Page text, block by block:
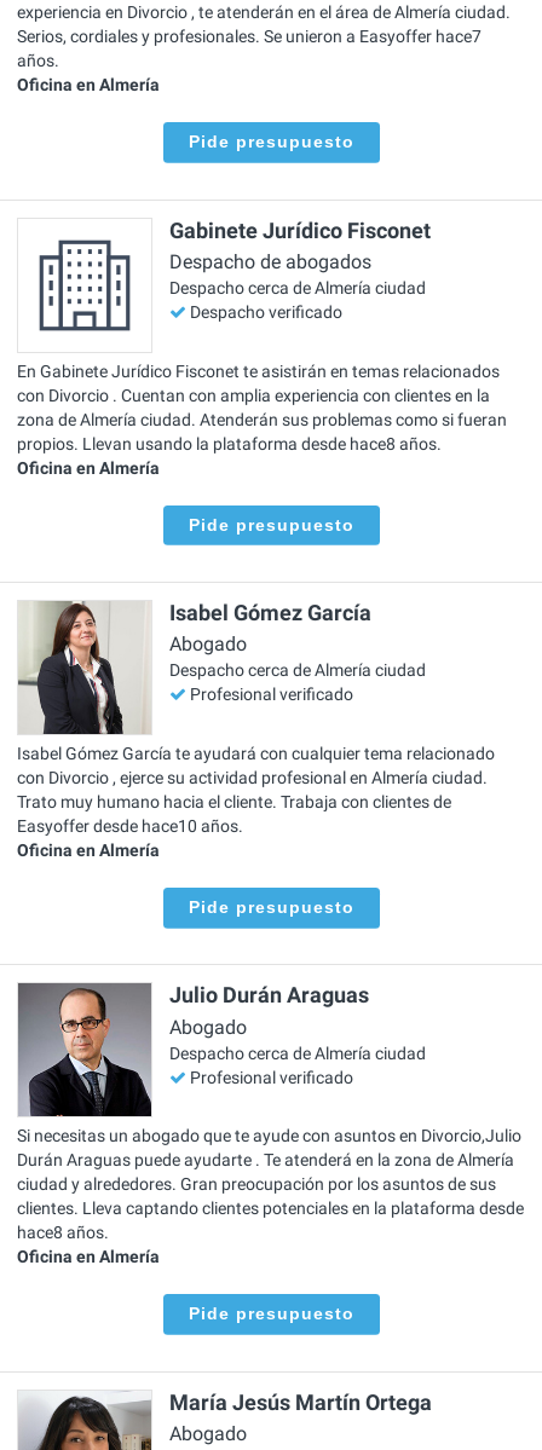
experiencia en Divorcio , te atenderán en el área de Almería ciudad.
Serios, cordiales y profesionales. Se unieron a Easyoffer hace7
años.
Oficina en Almería
Pide presupuesto
Gabinete Jurídico Fisconet
Despacho de abogados
Despacho cerca de Almería ciudad
Despacho verificado
En Gabinete Jurídico Fisconet te asistirán en temas relacionados
con Divorcio . Cuentan con amplia experiencia con clientes en la
zona de Almería ciudad. Atenderán sus problemas como si fueran
propios. Llevan usando la plataforma desde hace8 años.
Oficina en Almería
Pide presupuesto
Isabel Gómez García
Abogado
Despacho cerca de Almería ciudad
Profesional verificado
Isabel Gómez García te ayudará con cualquier tema relacionado
con Divorcio , ejerce su actividad profesional en Almería ciudad.
Trato muy humano hacia el cliente. Trabaja con clientes de
Easyoffer desde hace10 años.
Oficina en Almería
Pide presupuesto
Julio Durán Araguas
Abogado
Despacho cerca de Almería ciudad
Profesional verificado
Si necesitas un abogado que te ayude con asuntos en Divorcio,Julio
Durán Araguas puede ayudarte . Te atenderá en la zona de Almería
ciudad y alrededores. Gran preocupación por los asuntos de sus
clientes. Lleva captando clientes potenciales en la plataforma desde
hace8 años.
Oficina en Almería
Pide presupuesto
María Jesús Martín Ortega
Abogado